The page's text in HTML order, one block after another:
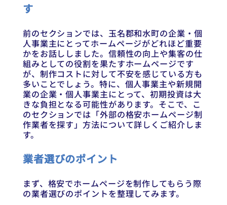
す
前のセクションでは、玉名郡和水町の企業・個
人事業主にとってホームページがどれほど重要
かをお話ししました。信頼性の向上や集客の仕
組みとしての役割を果たすホームページです
が、制作コストに対して不安を感じている方も
多いことでしょう。特に、個人事業主や新規開
業の企業・個人事業主にとって、初期投資は大
きな負担となる可能性があります。そこで、こ
のセクションでは「外部の格安ホームページ制
作業者を探す」方法について詳しくご紹介しま
す。
業者選びのポイント
まず、格安でホームページを制作してもらう際
の業者選びのポイントを整理してみます。